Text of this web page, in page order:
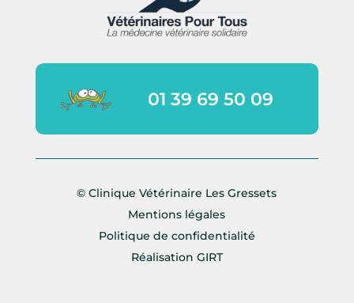
01 39 69 50 09
© Clinique Vétérinaire Les Gressets
Mentions légales
Politique de confidentialité
Réalisation GIRT